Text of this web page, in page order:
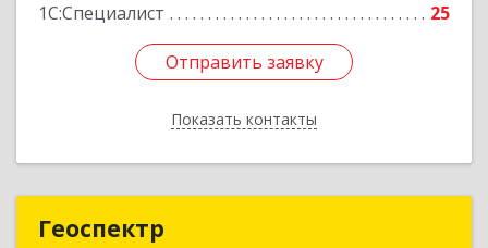
1С:Специалист
25
Отправить заявку
Показать контакты
Отправить заявку
Назад
Геоспектр